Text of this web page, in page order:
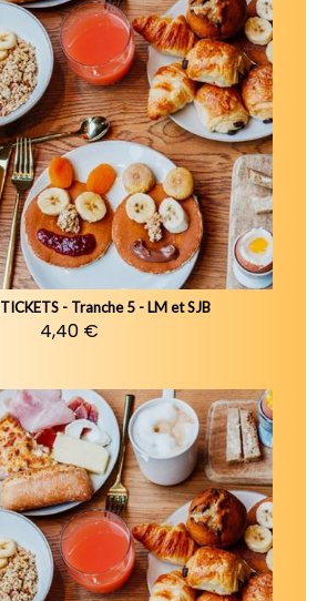
- Tranche 5 - LM et SJB
4,40 €